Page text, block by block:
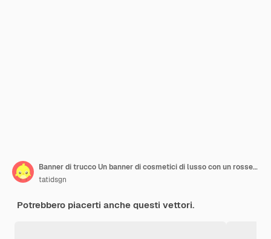
Banner di trucco Un banner di cosmetici di lusso con un rossetto realistico, mascara e eyeliner
tatidsgn
Potrebbero piacerti anche questi vettori.